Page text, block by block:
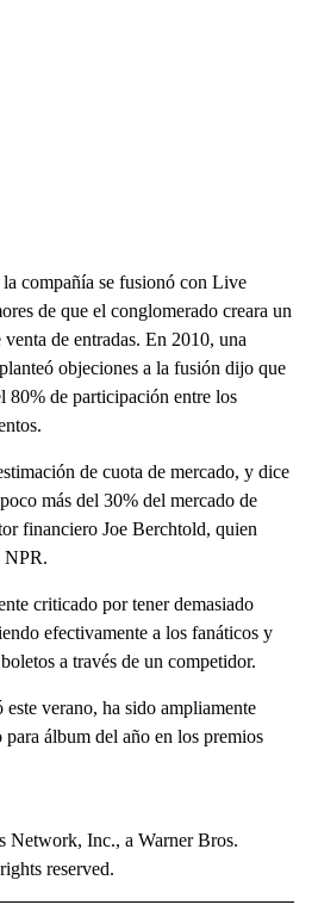
la compañía se fusionó con Live
de que el conglomerado creara un
de entradas. En 2010, una
objeciones a la fusión dijo que
80% de participación entre los
de cuota de mercado, y dice
más del 30% del mercado de
financiero Joe Berchtold, quien
NPR.
criticado por tener demasiado
efectivamente a los fanáticos y
a través de un competidor.
este verano, ha sido ampliamente
álbum del año en los premios
Inc., a Warner Bros.
reserved.